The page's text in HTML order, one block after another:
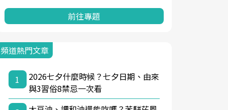
前往專題
頻道熱門文章
1
2026七夕什麼時候？七夕日期、由來
與3習俗8禁忌一次看